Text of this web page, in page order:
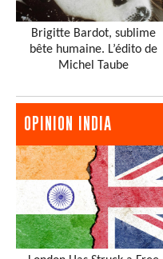
Brigitte Bardot, sublime
bête humaine. L’édito de
Michel Taube
OPINION INDIA